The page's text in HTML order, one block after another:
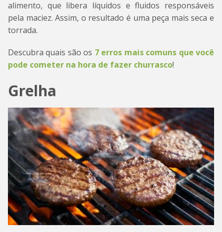
alimento, que libera líquidos e fluidos responsáveis
pela maciez. Assim, o resultado é uma peça mais seca e
torrada.
Descubra quais são os 7 erros mais comuns que você
pode cometer na hora de fazer churrasco!
Grelha